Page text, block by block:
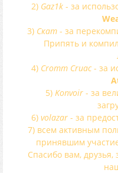
2) Gaz1k - за
3) Скат- за
Припять и
4)Cromm Cruac- за
5) Konvoir- за
6) volazar - за
7) всем активным
принявшим
Спасибо вам,